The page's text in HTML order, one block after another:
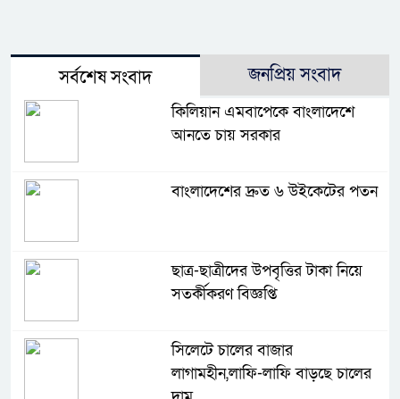
সর্বশেষ সংবাদ জনপ্রিয় সংবাদ
কিলিয়ান এমবাপেকে বাংলাদেশে
আনতে চায় সরকার
বাংলাদেশের দ্রুত ৬ উইকেটের পতন
ছাত্র-ছাত্রীদের উপবৃত্তির টাকা নিয়ে
সতর্কীকরণ বিজ্ঞপ্তি
সিলেটে চালের বাজার
লাগামহীন,লাফি-লাফি বাড়ছে চালের